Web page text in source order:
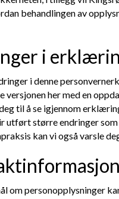
behandlingen av
i
i denne
versjonen her med en
til å se igjennom
utført større endringer
kan vi også varsle
om personopplysninger